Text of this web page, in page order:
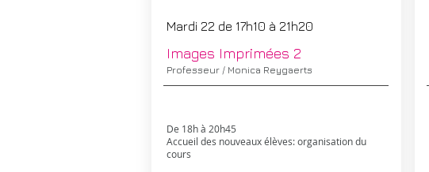
Mardi 22 de 17h10 à 21h20
Images Imprimées​ 2
Professeur / Monica Reygaerts
De 18h à 20h45
Accueil des nouveaux élèves: organisation du
cours